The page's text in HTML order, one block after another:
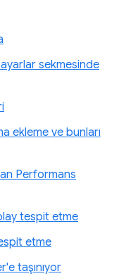
sekmesinde
ekleme ve bunları
Performans
tespit etme
etme
taşınıyor